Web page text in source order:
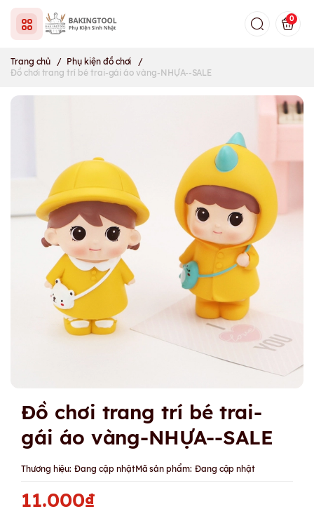
0
Trang chủ / Phụ kiện đồ chơi
/
Đồ chơi trang trí bé trai-gái áo vàng-NHỰA--SALE
Đồ chơi trang trí bé trai-
gái áo vàng-NHỰA--SALE
Thương hiệu: Đang cập nhậtMã sản phẩm: Đang cập nhật
11.000₫